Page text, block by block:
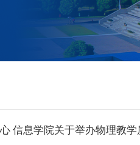
信息学院关于举办物理教